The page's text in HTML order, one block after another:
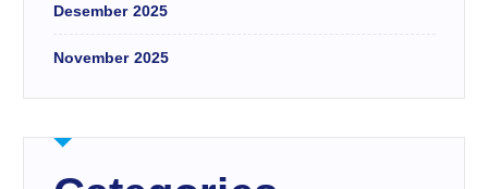
Desember 2025
November 2025